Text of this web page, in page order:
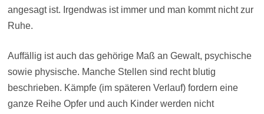
angesagt ist. Irgendwas ist immer und man kommt nicht zur
Ruhe.
Auffällig ist auch das gehörige Maß an Gewalt, psychische
sowie physische. Manche Stellen sind recht blutig
beschrieben. Kämpfe (im späteren Verlauf) fordern eine
ganze Reihe Opfer und auch Kinder werden nicht